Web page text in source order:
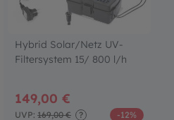
Hybrid Solar/Netz UV-
Filtersystem 15/ 800 l/h
149,00 €
UVP: 169,00 € ? -12%